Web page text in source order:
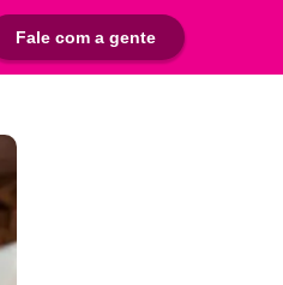
Fale com a gente